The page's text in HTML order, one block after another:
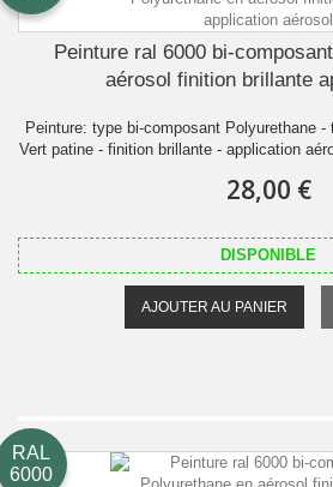
Peinture ral 6000 bi-
aérosol finition brillante
Peinture: type bi-composant Polyurethane -
Vert patine - finition brillante - application
28,00 €
DISPONIBLE
AJOUTER AU PANIER
RAL
6000